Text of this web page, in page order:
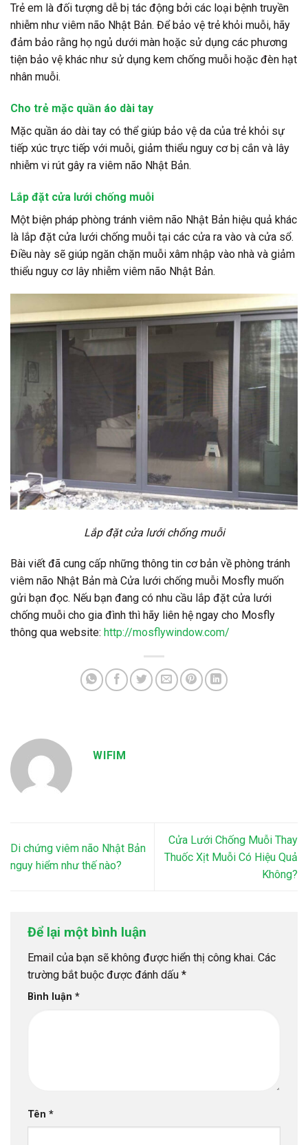
Trẻ em là đối tượng dễ bị tác động bởi các loại bệnh truyền
nhiễm như viêm não Nhật Bản. Để bảo vệ trẻ khỏi muỗi, hãy
đảm bảo rằng họ ngủ dưới màn hoặc sử dụng các phương
tiện bảo vệ khác như sử dụng kem chống muỗi hoặc đèn hạt
nhân muỗi.
Cho trẻ mặc quần áo dài tay
Mặc quần áo dài tay có thể giúp bảo vệ da của trẻ khỏi sự
tiếp xúc trực tiếp với muỗi, giảm thiểu nguy cơ bị cắn và lây
nhiễm vi rút gây ra viêm não Nhật Bản.
Lắp đặt cửa lưới chống muỗi
Một biện pháp phòng tránh viêm não Nhật Bản hiệu quả khác
là lắp đặt cửa lưới chống muỗi tại các cửa ra vào và cửa sổ.
Điều này sẽ giúp ngăn chặn muỗi xâm nhập vào nhà và giảm
thiểu nguy cơ lây nhiễm viêm não Nhật Bản.
Lắp đặt cửa lưới chống muỗi
Bài viết đã cung cấp những thông tin cơ bản về phòng tránh
viêm não Nhật Bản mà Cửa lưới chống muỗi Mosfly muốn
gửi bạn đọc. Nếu bạn đang có nhu cầu lắp đặt cửa lưới
chống muỗi cho gia đình thì hãy liên hệ ngay cho Mosfly
thông qua website: http://mosflywindow.com/
WIFIM
Di chứng viêm não Nhật Bản
nguy hiểm như thế nào?
Cửa Lưới Chống Muỗi Thay
Thuốc Xịt Muỗi Có Hiệu Quả
Không?
Để lại một bình luận
Email của bạn sẽ không được hiển thị công khai. Các
trường bắt buộc được đánh dấu *
Bình luận *
Tên *